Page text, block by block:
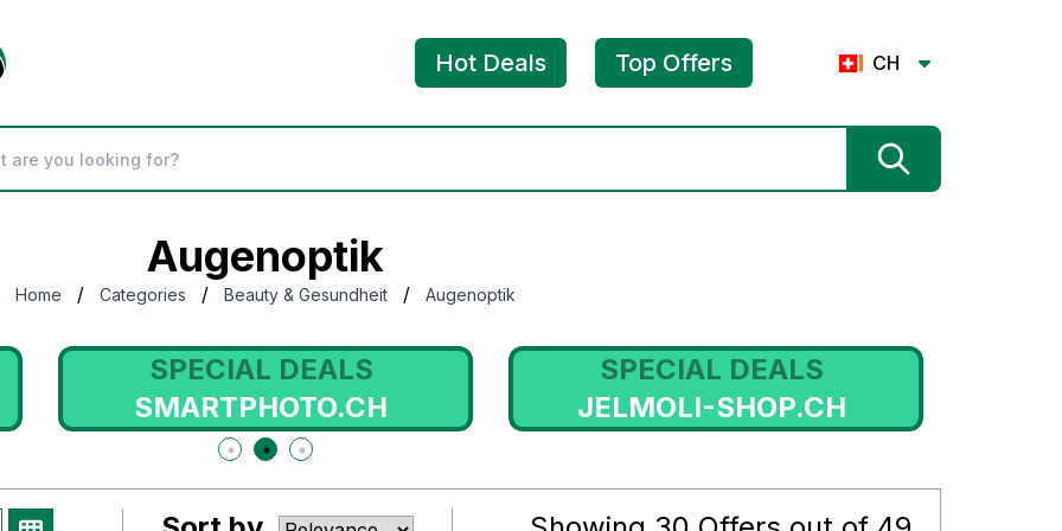
Hot Deals Top Offers CH
Augenoptik
Home / Categories / Beauty & Gesundheit / Augenoptik
SPECIAL DEALS
SMARTPHOTO.CH
SPECIAL DEALS
JELMOLI-SHOP.CH